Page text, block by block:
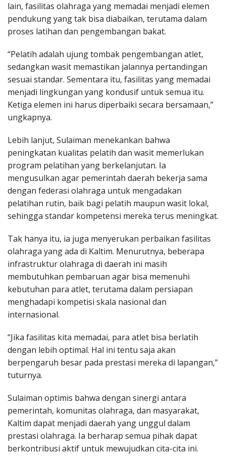
lain, fasilitas olahraga yang memadai menjadi elemen
pendukung yang tak bisa diabaikan, terutama dalam
proses latihan dan pengembangan bakat.
“Pelatih adalah ujung tombak pengembangan atlet,
sedangkan wasit memastikan jalannya pertandingan
sesuai standar. Sementara itu, fasilitas yang memadai
menjadi lingkungan yang kondusif untuk semua itu.
Ketiga elemen ini harus diperbaiki secara bersamaan,”
ungkapnya.
Lebih lanjut, Sulaiman menekankan bahwa
peningkatan kualitas pelatih dan wasit memerlukan
program pelatihan yang berkelanjutan. Ia
mengusulkan agar pemerintah daerah bekerja sama
dengan federasi olahraga untuk mengadakan
pelatihan rutin, baik bagi pelatih maupun wasit lokal,
sehingga standar kompetensi mereka terus meningkat.
Tak hanya itu, ia juga menyerukan perbaikan fasilitas
olahraga yang ada di Kaltim. Menurutnya, beberapa
infrastruktur olahraga di daerah ini masih
membutuhkan pembaruan agar bisa memenuhi
kebutuhan para atlet, terutama dalam persiapan
menghadapi kompetisi skala nasional dan
internasional.
“Jika fasilitas kita memadai, para atlet bisa berlatih
dengan lebih optimal. Hal ini tentu saja akan
berpengaruh besar pada prestasi mereka di lapangan,”
tuturnya.
Sulaiman optimis bahwa dengan sinergi antara
pemerintah, komunitas olahraga, dan masyarakat,
Kaltim dapat menjadi daerah yang unggul dalam
prestasi olahraga. Ia berharap semua pihak dapat
berkontribusi aktif untuk mewujudkan cita-cita ini.